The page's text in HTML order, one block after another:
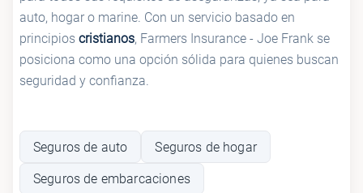
auto, hogar o marine. Con un servicio basado en
principios cristianos, Farmers Insurance - Joe Frank se
posiciona como una opción sólida para quienes buscan
seguridad y confianza.
Seguros de auto Seguros de hogar
Seguros de embarcaciones